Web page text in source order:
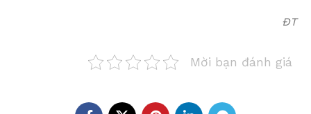
ĐT
Mời bạn đánh giá